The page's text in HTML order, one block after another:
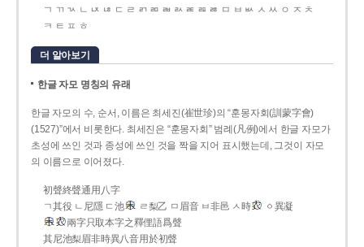
ㄱ ㄲ ㄳ ㄴ ㄵ ㄶ ㄷ ㄹ ㄺ ㄻ ㄼ ㄽ ㄾ ㄿ ㅀ ㅁ ㅂ ㅄ ㅅ ㅆ ㅇ ㅈ ㅊ
ㅋ ㅌ ㅍ ㅎ
더 알아보기
한글 자모 명칭의 유래
한글 자모의 수, 순서, 이름은 최세진(崔世珍)의 “훈몽자회(訓蒙字會)
(1527)”에서 비롯한다. 최세진은 “훈몽자회” 범례(凡例)에서 한글 자모가
초성에 쓰인 것과 종성에 쓰인 것을 짝을 지어 표시했는데, 그것이 자모
의 이름으로 이어졌다.
初聲終聲通用八字
ㄱ其役 ㄴ尼隱 ㄷ池
ㄹ梨乙 ㅁ眉音 ㅂ非邑 ㅅ時
ㆁ異凝
兩字只取本字之釋俚語爲聲
其尼池梨眉非時異八音用於初聲